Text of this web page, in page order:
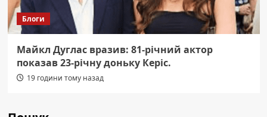
Блоги
Майкл Дуглас вразив: 81-річний актор
показав 23-річну доньку Керіс.
19 години тому назад